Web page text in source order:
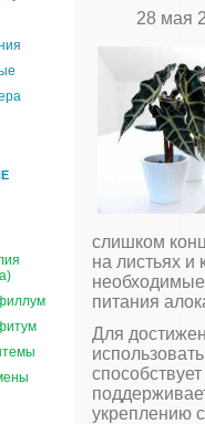
28 мая
слишком
на листьях
питания
Для
укреплению